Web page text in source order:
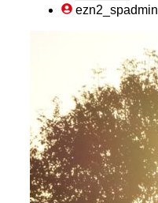
ezn2_spadmin